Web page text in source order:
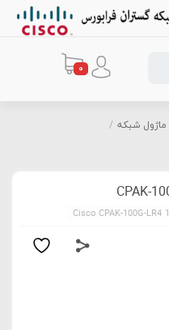
0
ماژول شبکه /
Cisco CPAK-100G-